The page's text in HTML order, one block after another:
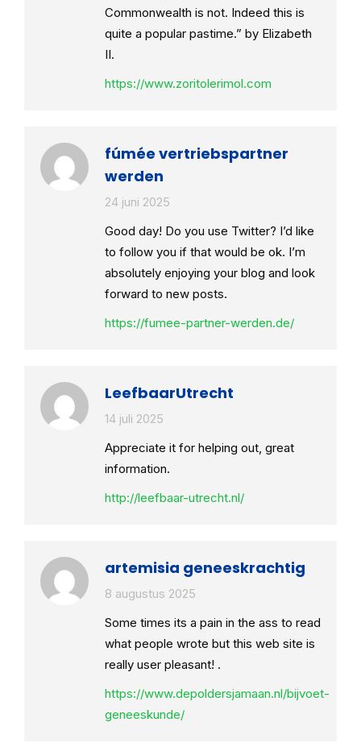
Commonwealth is not. Indeed this is
quite a popular pastime.” by Elizabeth
II.
https://www.zoritolerimol.com
fúmée vertriebspartner
werden
24 juni 2025
Good day! Do you use Twitter? I’d like
to follow you if that would be ok. I’m
absolutely enjoying your blog and look
forward to new posts.
https://fumee-partner-werden.de/
LeefbaarUtrecht
14 juli 2025
Appreciate it for helping out, great
information.
http://leefbaar-utrecht.nl/
artemisia geneeskrachtig
8 augustus 2025
Some times its a pain in the ass to read
what people wrote but this web site is
really user pleasant! .
https://www.depoldersjamaan.nl/bijvoet-
geneeskunde/